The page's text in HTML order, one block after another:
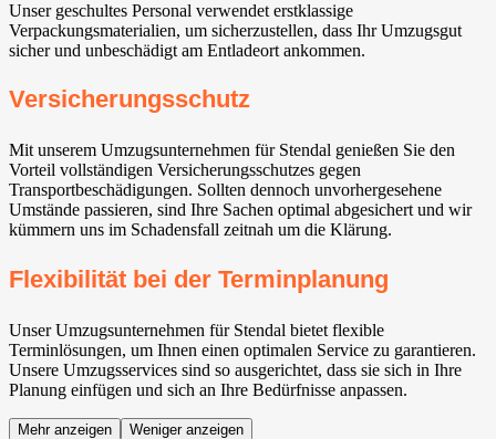
Unser geschultes Personal verwendet erstklassige
Verpackungsmaterialien, um sicherzustellen, dass Ihr Umzugsgut
sicher und unbeschädigt am Entladeort ankommen.
Versicherungsschutz
Mit unserem Umzugsunternehmen für Stendal genießen Sie den
Vorteil vollständigen Versicherungsschutzes gegen
Transportbeschädigungen. Sollten dennoch unvorhergesehene
Umstände passieren, sind Ihre Sachen optimal abgesichert und wir
kümmern uns im Schadensfall zeitnah um die Klärung.
Flexibilität bei der Terminplanung
Unser Umzugsunternehmen für Stendal bietet flexible
Terminlösungen, um Ihnen einen optimalen Service zu garantieren.
Unsere Umzugsservices sind so ausgerichtet, dass sie sich in Ihre
Planung einfügen und sich an Ihre Bedürfnisse anpassen.
Mehr anzeigen Weniger anzeigen